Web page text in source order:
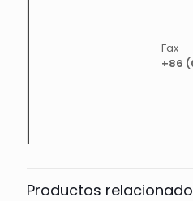
Fax
+86
Productos